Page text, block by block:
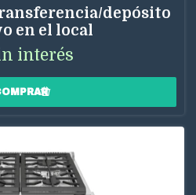
depósito
en el local
interés